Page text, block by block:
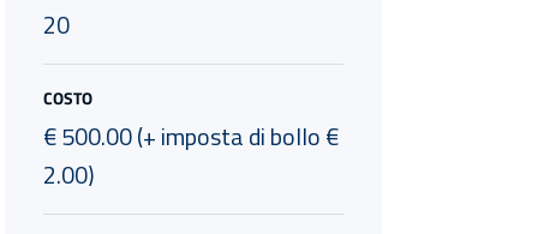
20
COSTO
€ 500.00 (+ imposta di bollo €
2.00)